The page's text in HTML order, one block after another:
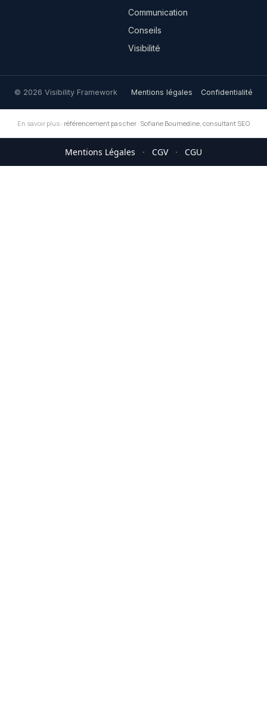
Communication
Conseils
Visibilité
© 2026 Visibility Framework Mentions légales Confidentialité
En savoir plus : référencement pas cher · Sofiane Boumedine, consultant SEO
Mentions Légales · CGV · CGU